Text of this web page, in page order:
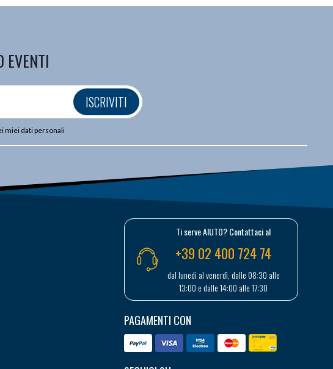
EVENTI
ISCRIVITI
miei dati personali
Ti serve AIUTO? Contattaci al
+39 02 400 724 74
dal lunedì al venerdì, dalle 08:30 alle
13:00 e dalle 14:00 alle 17:30
PAGAMENTI CON